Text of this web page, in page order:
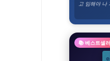
고 임해야 나
📚 베스트셀러